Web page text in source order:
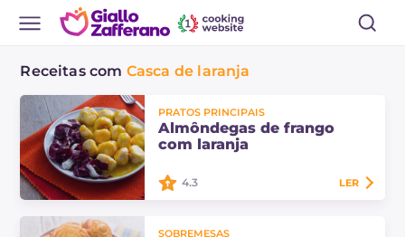
Receitas com Casca de laranja
PRATOS PRINCIPAIS
Almôndegas de frango
com laranja
4.3 LER
SOBREMESAS